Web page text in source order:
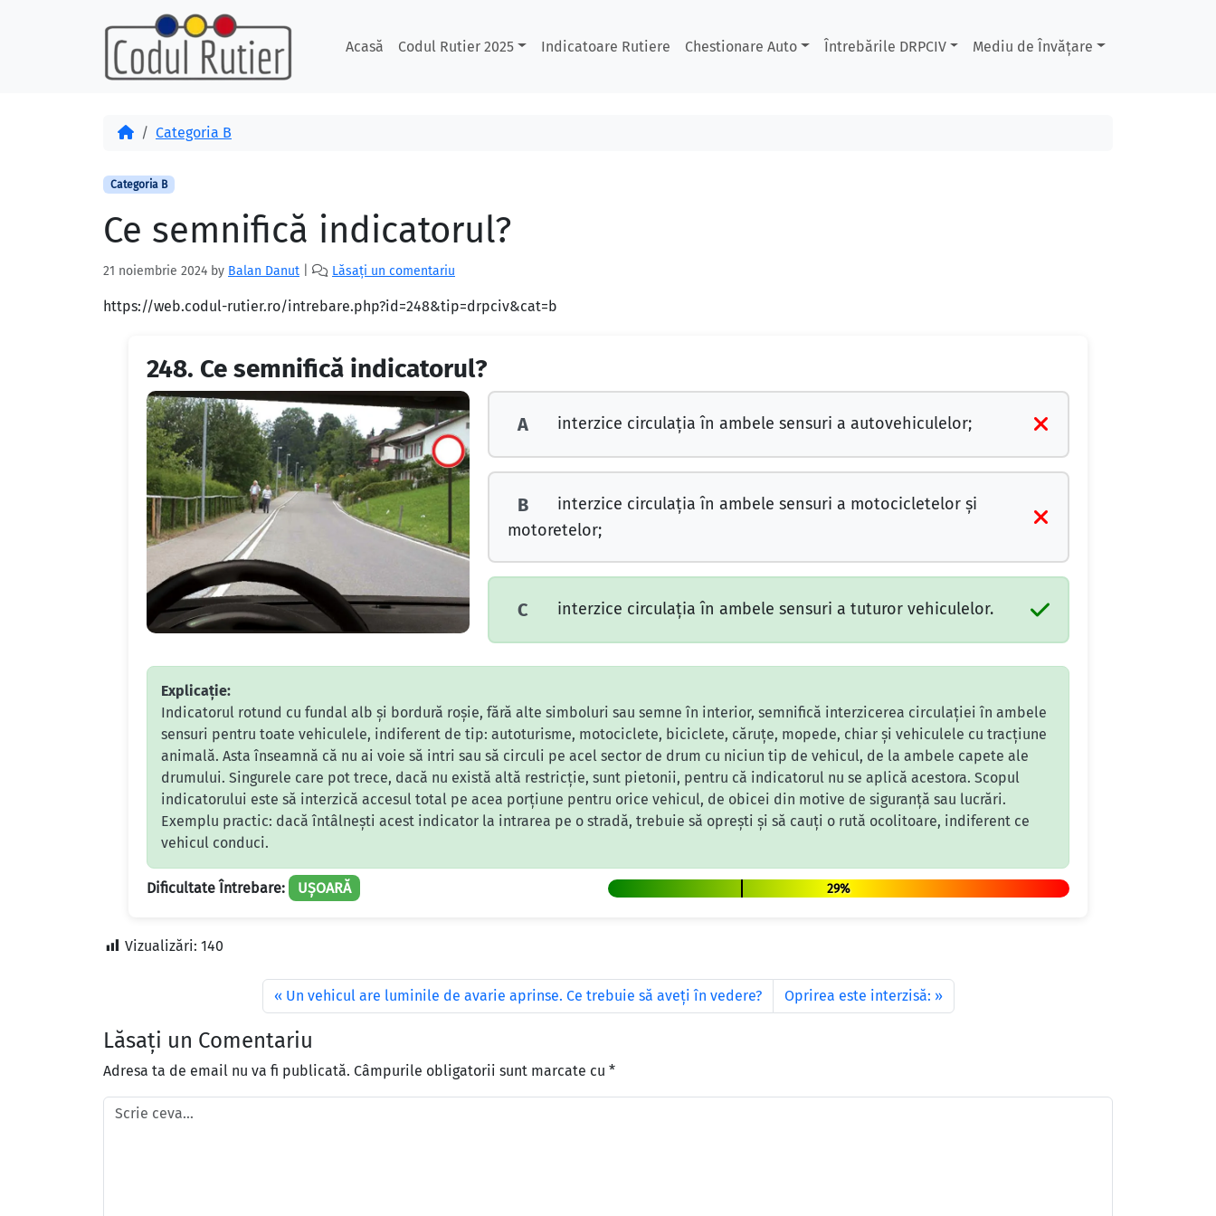
Acasă Codul Rutier 2025 Indicatoare Rutiere Chestionare Auto Întrebările DRPCIV Mediu de Învățare
AcasăCategoria B
Categoria B
Ce semnifică indicatorul?
21 noiembrie 2024 by Balan Danut Lăsați un comentariu
https://web.codul-rutier.ro/intrebare.php?id=248&tip=drpciv&cat=b
248. Ce semnifică indicatorul?
A interzice circulaţia în ambele sensuri a autovehiculelor;
B
interzice circulaţia în ambele sensuri a motocicletelor şi
motoretelor;
C interzice circulaţia în ambele sensuri a tuturor vehiculelor.
Explicație:
Indicatorul rotund cu fundal alb și bordură roșie, fără alte simboluri sau semne în interior, semnifică interzicerea circulației în ambele
sensuri pentru toate vehiculele, indiferent de tip: autoturisme, motociclete, biciclete, căruțe, mopede, chiar și vehiculele cu tracțiune
animală. Asta înseamnă că nu ai voie să intri sau să circuli pe acel sector de drum cu niciun tip de vehicul, de la ambele capete ale
drumului. Singurele care pot trece, dacă nu există altă restricție, sunt pietonii, pentru că indicatorul nu se aplică acestora. Scopul
indicatorului este să interzică accesul total pe acea porțiune pentru orice vehicul, de obicei din motive de siguranță sau lucrări.
Exemplu practic: dacă întâlnești acest indicator la intrarea pe o stradă, trebuie să oprești și să cauți o rută ocolitoare, indiferent ce
vehicul conduci.
Dificultate Întrebare: UȘOARĂ 29%
Vizualizări: 140
Un vehicul are luminile de avarie aprinse. Ce trebuie să aveţi în vedere? Oprirea este interzisă:
Lăsați un Comentariu
Adresa ta de email nu va fi publicată. Câmpurile obligatorii sunt marcate cu *